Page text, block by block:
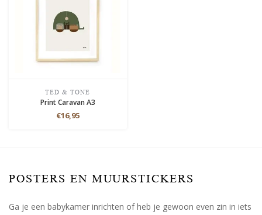
TED & TONE
Print Caravan A3
€16,95
POSTERS EN MUURSTICKERS
Ga je een babykamer inrichten of heb je gewoon even zin in iets